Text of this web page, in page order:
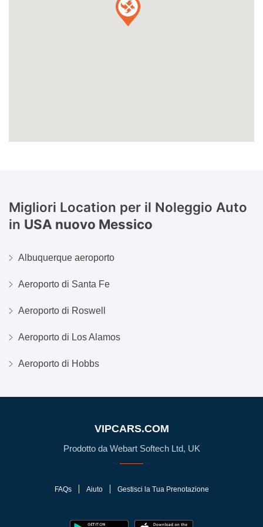
Migliori Location per il Noleggio Auto
in USA nuovo Messico
Albuquerque aeroporto
Aeroporto di Santa Fe
Aeroporto di Roswell
Aeroporto di Los Alamos
Aeroporto di Hobbs
VIPCARS.COM
Prodotto da Webart Softech Ltd, UK
FAQs Aiuto Gestisci la Tua Prenotazione